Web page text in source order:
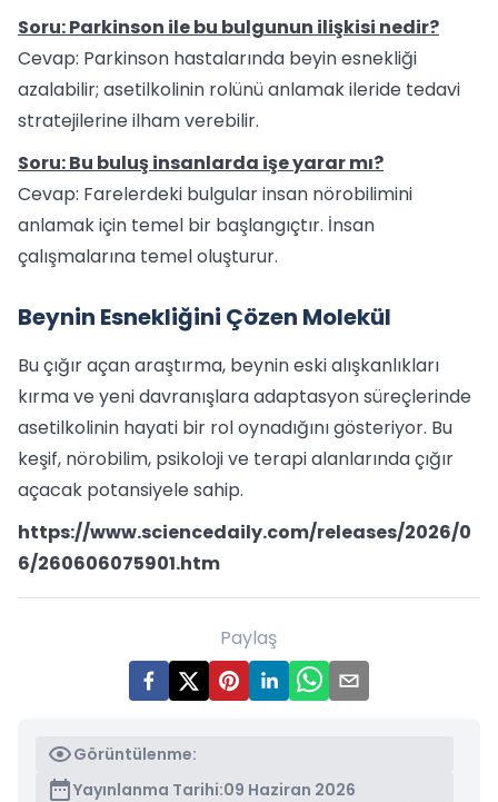
Soru: Parkinson ile bu bulgunun ilişkisi nedir?
Cevap: Parkinson hastalarında beyin esnekliği
azalabilir; asetilkolinin rolünü anlamak ileride tedavi
stratejilerine ilham verebilir.
Soru: Bu buluş insanlarda işe yarar mı?
Cevap: Farelerdeki bulgular insan nörobilimini
anlamak için temel bir başlangıçtır. İnsan
çalışmalarına temel oluşturur.
Beynin Esnekliğini Çözen Molekül
Bu çığır açan araştırma, beynin eski alışkanlıkları
kırma ve yeni davranışlara adaptasyon süreçlerinde
asetilkolinin hayati bir rol oynadığını gösteriyor. Bu
keşif, nörobilim, psikoloji ve terapi alanlarında çığır
açacak potansiyele sahip.
https://www.sciencedaily.com/releases/2026/0
6/260606075901.htm
Paylaş
Görüntülenme:
Yayınlanma Tarihi:09 Haziran 2026